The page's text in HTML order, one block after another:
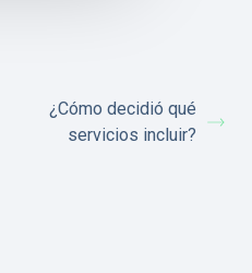
¿Cómo decidió qué
servicios incluir?